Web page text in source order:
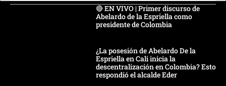
🔴 EN VIVO | Primer discurso de
Abelardo de la Espriella como
presidente de Colombia
¿La posesión de Abelardo De la
Espriella en Cali inicia la
descentralización en Colombia? Esto
respondió el alcalde Eder